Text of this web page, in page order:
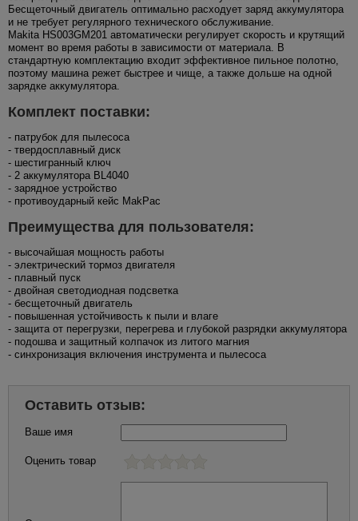
Бесщеточный двигатель оптимально расходует заряд аккумулятора
и не требует регулярного технического обслуживание.
Makita HS003GM201 автоматически регулирует скорость и крутящий
момент во время работы в зависимости от материала. В
стандартную комплектацию входит эффективное пильное полотно,
поэтому машина режет быстрее и чище, а также дольше на одной
зарядке аккумулятора.
Комплект поставки:
- патрубок для пылесоса
- твердосплавный диск
- шестигранный ключ
- 2 аккумулятора BL4040
- зарядное устройство
- противоударный кейс MakPac
Преимущества для пользователя:
- высочайшая мощность работы
- электрический тормоз двигателя
- плавный пуск
- двойная светодиодная подсветка
- бесщеточный двигатель
- повышенная устойчивость к пыли и влаге
- защита от перегрузки, перегрева и глубокой разрядки аккумулятора
- подошва и защитный колпачок из литого магния
- синхронизация включения инструмента и пылесоса
Оставить отзыв:
Ваше имя
Оценить товар